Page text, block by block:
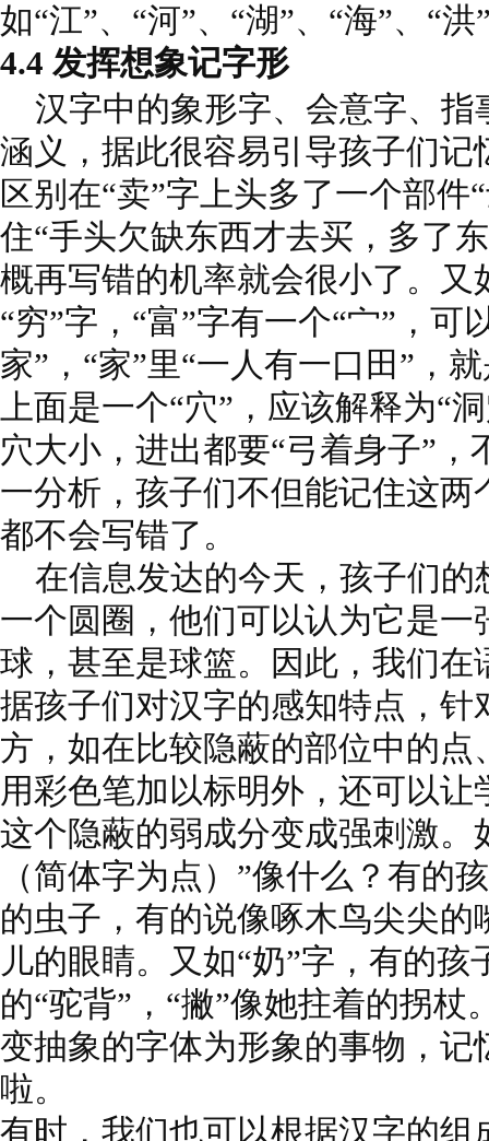
如“江”、“河”、“湖”、“海”、“洪
4.4 发挥想象记字形
汉字中的象形字、会意字、指
涵义，据此很容易引导孩子们记
区别在“卖”字上头多了一个部件
住“手头欠缺东西才去买，多了
概再写错的机率就会很小了。又
“穷”字，“富”字有一个“宀”，可
家”，“家”里“一人有一口田”，
上面是一个“穴”，应该解释为“
穴大小，进出都要“弓着身子”，
一分析，孩子们不但能记住这
都不会写错了。
在信息发达的今天，孩子们的
一个圆圈，他们可以认为它是一
球，甚至是球篮。因此，我们在
据孩子们对汉字的感知特点，针
方，如在比较隐蔽的部位中的
用彩色笔加以标明外，还可以
这个隐蔽的弱成分变成强刺激。
（简体字为点）”像什么？有的
的虫子，有的说像啄木鸟尖尖
儿的眼睛。又如“奶”字，有的孩
的“驼背”，“撇”像她拄着的拐杖
变抽象的字体为形象的事物，记
啦。
有时，我们也可以根据汉字的组